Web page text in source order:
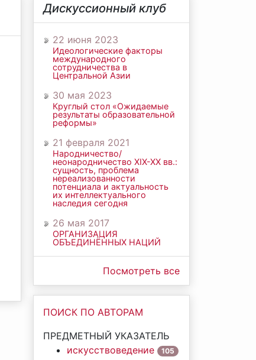
Дискуссионный клуб
22 июня 2023
Идеологические факторы
международного
сотрудничества в
Центральной Азии
30 мая 2023
Круглый стол «Ожидаемые
результаты образовательной
реформы»
21 февраля 2021
Народничество/
неонародничество ХIХ-ХХ вв.:
сущность, проблема
нереализованности
потенциала и актуальность
их интеллектуального
наследия сегодня
26 мая 2017
ОРГАНИЗАЦИЯ
ОБЪЕДИНЁННЫХ НАЦИЙ
Посмотреть все
ПОИСК ПО АВТОРАМ
ПРЕДМЕТНЫЙ УКАЗАТЕЛЬ
искусствоведение
105